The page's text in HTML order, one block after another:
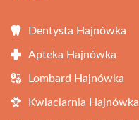
Dentysta Hajnówka
Apteka Hajnówka
Lombard Hajnówka
Kwiaciarnia Hajnówka